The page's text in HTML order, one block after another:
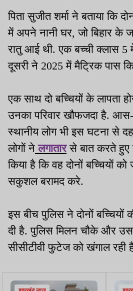
पिता सुजीत शर्मा ने बताया कि
में अपने नानी घर, जो बिहार के
रातु आई थी. एक बच्ची क्लास 5
दूसरी ने 2025 में मैट्रिक पास
एक साथ दो बच्चियों के लापता
उनका परिवार खौफजदा है.
स्थानीय लोग भी इस घटना से
लोगों ने लगातारसे बात करते
किया है कि वह दोनों बच्चियों
सकुशल बरामद करे.
इस बीच पुलिस ने दोनों
दी है. पुलिस मिलन चौके और
सीसीटीवी फुटेज को खंगाल रही